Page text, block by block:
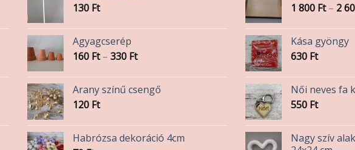
130 Ft
Agyagcserép
160 Ft – 330 FtÁrtartomány:
-
330 Ft
Arany színű csengő
120 Ft
Habrózsa dekoráció 4cm
1 800 Ft – 2
Kása gyöngy
630 Ft
Női neves fa
550 Ft
Nagy szív